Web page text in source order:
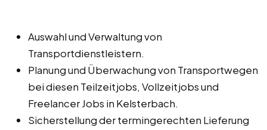
Auswahl und Verwaltung von
Transportdienstleistern.
Planung und Überwachung von Transportwegen
bei diesen Teilzeitjobs, Vollzeitjobs und
Freelancer Jobs in Kelsterbach.
Sicherstellung der termingerechten Lieferung